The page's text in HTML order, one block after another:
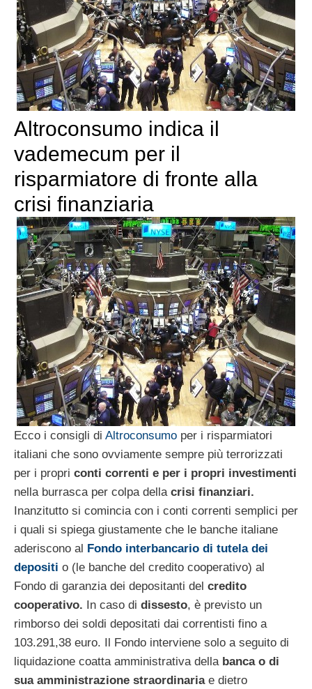
Altroconsumo indica il
vademecum per il
risparmiatore di fronte alla
crisi finanziaria
Ecco i consigli di Altroconsumo per i risparmiatori
italiani che sono ovviamente sempre più terrorizzati
per i propri conti correnti e per i propri investimenti
nella burrasca per colpa della crisi finanziari.
Inanzitutto si comincia con i conti correnti semplici per
i quali si spiega giustamente che le banche italiane
aderiscono al Fondo interbancario di tutela dei
depositi o (le banche del credito cooperativo) al
Fondo di garanzia dei depositanti del credito
cooperativo. In caso di dissesto, è previsto un
rimborso dei soldi depositati dai correntisti fino a
103.291,38 euro. Il Fondo interviene solo a seguito di
liquidazione coatta amministrativa della banca o di
sua amministrazione straordinariae dietro